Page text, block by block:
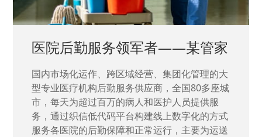
中国兵器工业集团——银光化学
国家“一五”期间156个重点项目之一。属于国家
高新技术企业，在信息化升级建设中，存在大
量“小、散、碎”的信息化需求，需要投入大量人
力资源进行开发，通过引入织信低代码平台，解
决当下遇到的各类业务难题，提升整体的IT研发